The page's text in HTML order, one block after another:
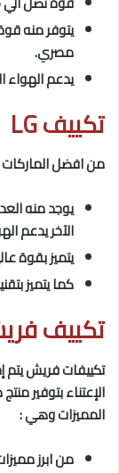
مصري.
يدعم الهواء البارد
تكييف LG
من افضل
يوجد منه
الآخر يدعم
يتميز بقوة عالية
كما يتميز
تكييف
تكييفات فريش يتم
الإعتناء بتوفير
المميزات وهي :
من ابرز